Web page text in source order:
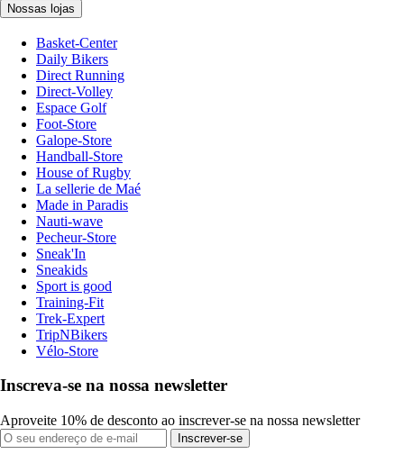
Nossas lojas
Basket-Center
Daily Bikers
Direct Running
Direct-Volley
Espace Golf
Foot-Store
Galope-Store
Handball-Store
House of Rugby
La sellerie de Maé
Made in Paradis
Nauti-wave
Pecheur-Store
Sneak'In
Sneakids
Sport is good
Training-Fit
Trek-Expert
TripNBikers
Vélo-Store
Inscreva-se na nossa newsletter
Aproveite 10% de desconto ao inscrever-se na nossa newsletter
Inscrever-se